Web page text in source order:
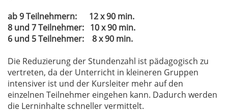
ab 9 Teilnehmern: 12 x 90 min.
8 und 7 Teilnehmer: 10 x 90 min.
6 und 5 Teilnehmer: 8 x 90 min.
Die Reduzierung der Stundenzahl ist pädagogisch zu
vertreten, da der Unterricht in kleineren Gruppen
intensiver ist und der Kursleiter mehr auf den
einzelnen Teilnehmer eingehen kann. Dadurch werden
die Lerninhalte schneller vermittelt.